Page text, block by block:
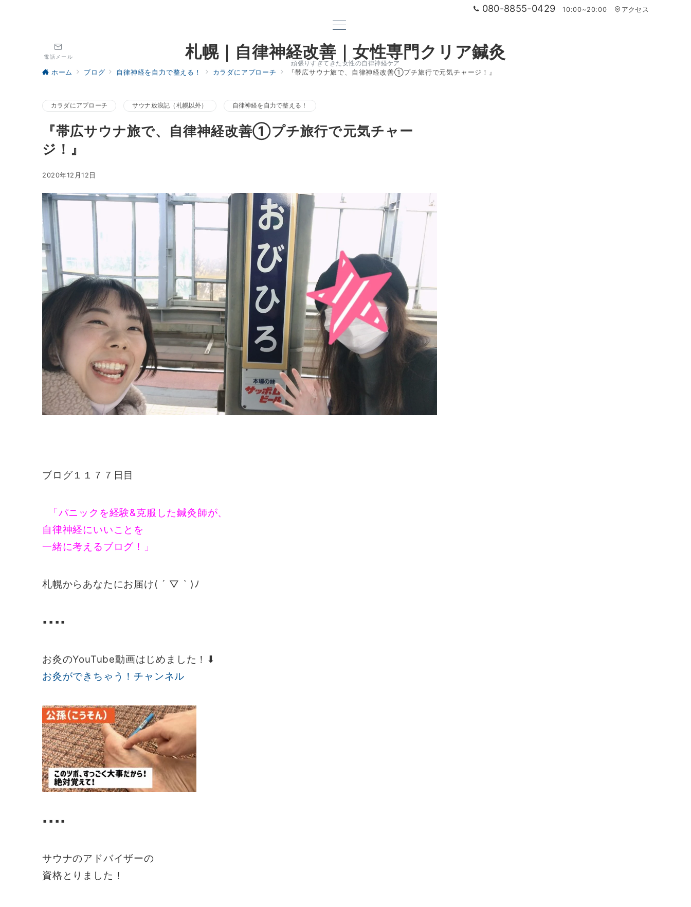
080-8855-0429 10:00~20:00 アクセス
札幌｜自律神経改善｜女性専門クリア鍼灸
頑張りすぎてきた女性の自律神経ケア
電話メール
ホーム ブログ 自律神経を自力で整える！ カラダにアプローチ 『帯広サウナ旅で、自律神経改善①プチ旅行で元気チャージ！』
カラダにアプローチ サウナ放浪記（札幌以外） 自律神経を自力で整える！
『帯広サウナ旅で、自律神経改善①プチ旅行で元気チャー
ジ！』
2020年12月12日
ブログ１１７７日目
「パニックを経験&克服した鍼灸師が、
自律神経にいいことを
一緒に考えるブログ！」
札幌からあなたにお届け( ´ ▽ ` )ﾉ
▪️▪️▪️▪️
お灸のYouTube動画はじめました！⬇︎
お灸ができちゃう！チャンネル
▪️▪️▪️▪️
サウナのアドバイザーの
資格とりました！
電話
080-8855-0429
10:00~20:00